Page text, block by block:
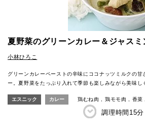
夏野菜のグリーンカレー＆ジャスミ
小林ひろこ
グリーンカレーペーストの辛味にココナッツミルクの甘
ー。夏野菜をたっぷり入れて季節も楽しみながら美味し
エスニック カレー 鶏むね肉 鶏モモ肉 香菜
調理時間 15分